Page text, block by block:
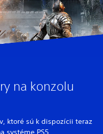
na konzolu
ktoré sú k dispozícii teraz
systéme PS5.